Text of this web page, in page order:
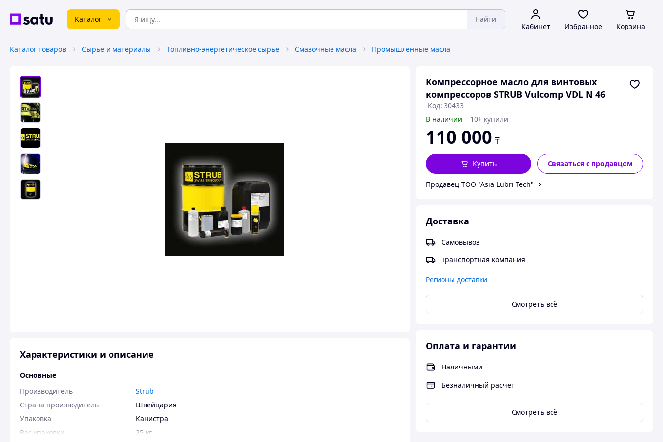
Каталог Найти
Кабинет Избранное Корзина
Каталог товаров Сырье и материалы Топливно-энергетическое сырье Смазочные масла Промышленные масла
Компрессорное масло для винтовых
компрессоров STRUB Vulcomp VDL N 46
Код: 30433
В наличии
10+ купили
110 000 ₸
Купить Связаться с продавцом
Продавец ТОО "Asia Lubri Tech"
Доставка
Самовывоз
Транспортная компания
Регионы доставки
Смотреть всё
Оплата и гарантии
Наличными
Безналичный расчет
Смотреть всё
Характеристики и описание
Основные
Производитель
Strub
Страна производитель
Швейцария
Упаковка
Канистра
Вес упаковки
25 кг